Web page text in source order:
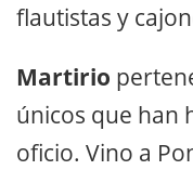
flautistas y
Martirio
únicos que han
oficio. Vino a